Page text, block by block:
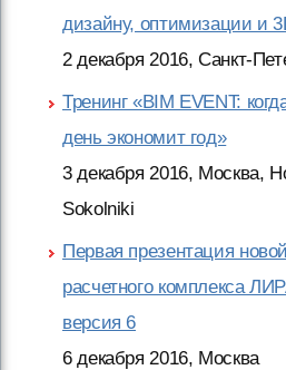
дизайну, оптимизации и
2 декабря 2016, Санкт-
Тренинг «BIM EVENT:
день экономит год»
3 декабря 2016, Москва,
Sokolniki
Первая презентация
расчетного комплекса
версия 6
6 декабря 2016, Москва